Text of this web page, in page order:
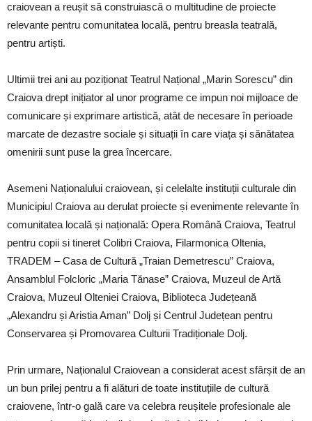
craiovean a reușit să construiască o multitudine de proiecte
relevante pentru comunitatea locală, pentru breasla teatrală,
pentru artiști.
Ultimii trei ani au poziționat Teatrul Național „Marin Sorescu” din
Craiova drept inițiator al unor programe ce impun noi mijloace de
comunicare și exprimare artistică, atât de necesare în perioade
marcate de dezastre sociale și situații în care viața și sănătatea
omenirii sunt puse la grea încercare.
Asemeni Naționalului craiovean, și celelalte instituții culturale din
Municipiul Craiova au derulat proiecte și evenimente relevante în
comunitatea locală și națională: Opera Română Craiova, Teatrul
pentru copii si tineret Colibri Craiova, Filarmonica Oltenia,
TRADEM – Casa de Cultură „Traian Demetrescu” Craiova,
Ansamblul Folcloric „Maria Tănase” Craiova, Muzeul de Artă
Craiova, Muzeul Olteniei Craiova, Biblioteca Județeană
„Alexandru și Aristia Aman” Dolj și Centrul Județean pentru
Conservarea și Promovarea Culturii Tradiționale Dolj.
Prin urmare, Naționalul Craiovean a considerat acest sfârșit de an
un bun prilej pentru a fi alături de toate instituțiile de cultură
craiovene, într-o gală care va celebra reușitele profesionale ale